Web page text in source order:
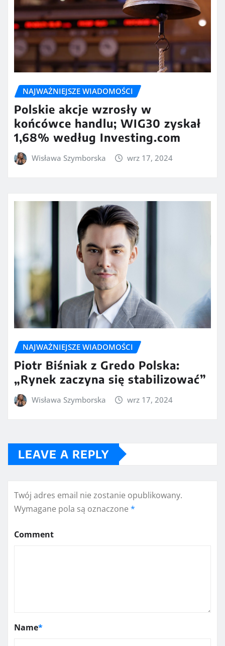
NAJWAŻNIEJSZE WIADOMOŚCI
Polskie akcje wzrosły w
końcówce handlu; WIG30 zyskał
1,68% według Investing.com
Wisława Szymborska wrz 17, 2024
NAJWAŻNIEJSZE WIADOMOŚCI
Piotr Biśniak z Gredo Polska:
„Rynek zaczyna się stabilizować”
Wisława Szymborska wrz 17, 2024
LEAVE A REPLY
Twój adres email nie zostanie opublikowany.
Wymagane pola są oznaczone *
Comment
Name*